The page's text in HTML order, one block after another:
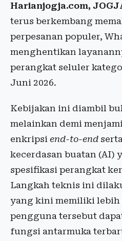
Harianjogja.com,
terus berkembang
perpesanan populer,
menghentikan
perangkat seluler
Juni 2026.
Kebijakan ini diambil
melainkan demi
enkripsi end-to-end
kecerdasan buatan (AI)
spesifikasi perangkat
Langkah teknis ini
yang kini memiliki lebih
pengguna tersebut
fungsi antarmuka